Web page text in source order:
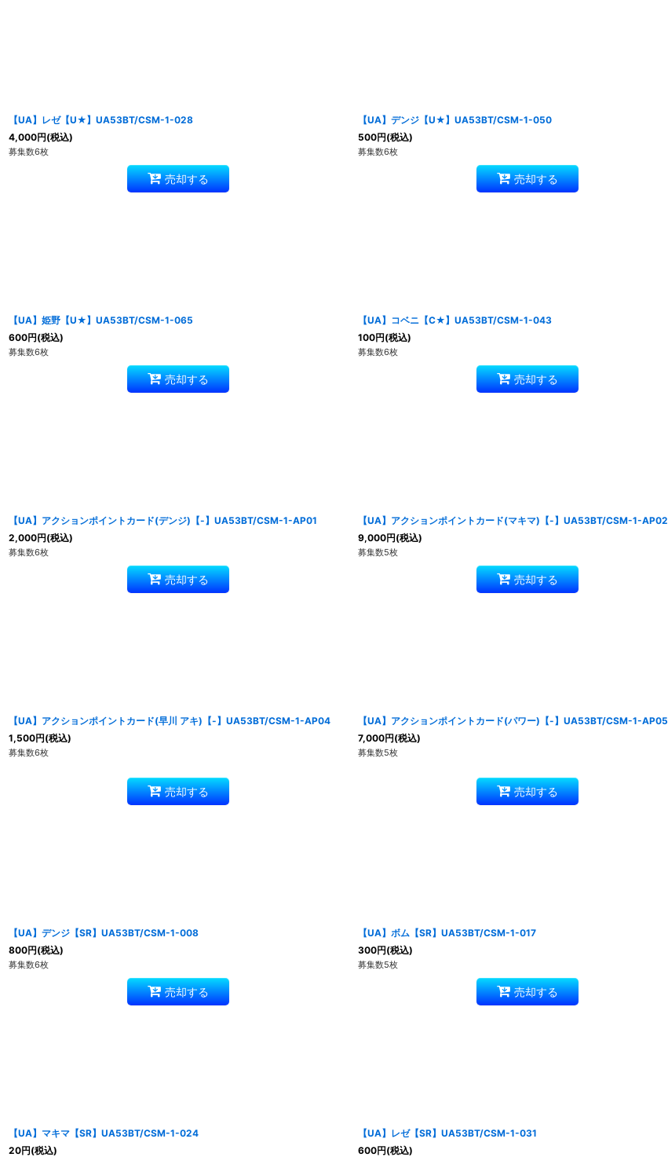
【UA】レゼ【U★】UA53BT/CSM-1-028
4,000円(税込)
募集数6枚
売却する
【UA】デンジ【U★】UA53BT/CSM-1-050
500円(税込)
募集数6枚
売却する
【UA】姫野【U★】UA53BT/CSM-1-065
600円(税込)
募集数6枚
売却する
【UA】コベニ【C★】UA53BT/CSM-1-043
100円(税込)
募集数6枚
売却する
【UA】アクションポイントカード(デンジ)【-】UA53BT/CSM-1-AP01
2,000円(税込)
募集数6枚
売却する
【UA】アクションポイントカード(マキマ)【-】UA53BT/CSM-1-AP02
9,000円(税込)
募集数5枚
売却する
【UA】アクションポイントカード(早川 アキ)【-】UA53BT/CSM-1-AP04
1,500円(税込)
募集数6枚
売却する
【UA】アクションポイントカード(パワー)【-】UA53BT/CSM-1-AP05
7,000円(税込)
募集数5枚
売却する
【UA】デンジ【SR】UA53BT/CSM-1-008
800円(税込)
募集数6枚
売却する
【UA】ボム【SR】UA53BT/CSM-1-017
300円(税込)
募集数5枚
売却する
【UA】マキマ【SR】UA53BT/CSM-1-024
20円(税込)
【UA】レゼ【SR】UA53BT/CSM-1-031
600円(税込)